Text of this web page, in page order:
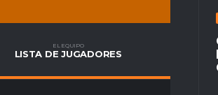
EL EQUIPO
LISTA DE JUGADORES